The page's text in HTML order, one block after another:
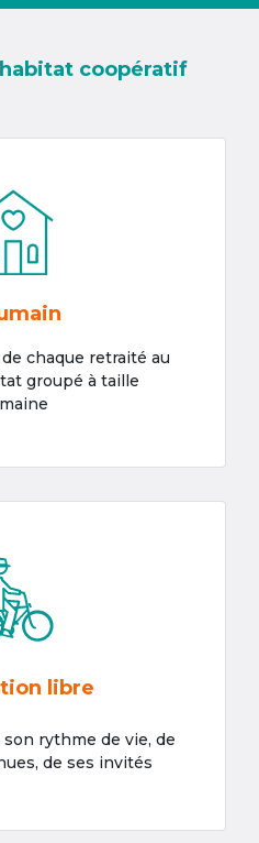
coopératif
chaque retraité au
groupé à taille
libre
rythme de vie, de
de ses invités